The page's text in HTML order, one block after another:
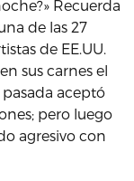
Recuerda
de las 27
de EE.UU.
sus carnes el
aceptó
pero luego
agresivo con